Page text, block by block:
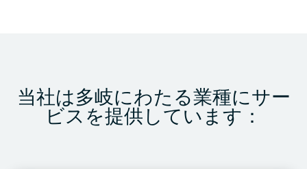
当社は多岐にわたる業種にサー
ビスを提供しています：